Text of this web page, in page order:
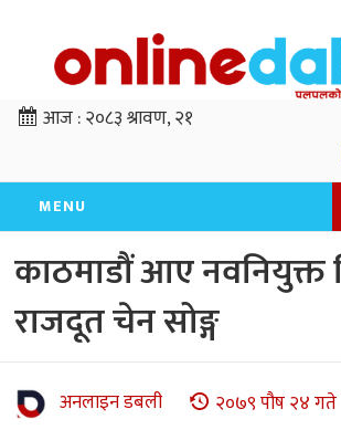
आज :२०८३ श्रावण, २१
MENU
काठमाडौं आए नवनियुक्त
राजदूत चेन सोङ्ग
अनलाइन डबली २०७९ पौष २४